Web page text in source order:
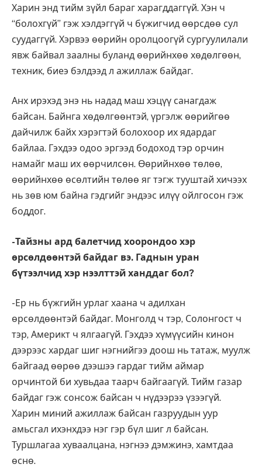
Харин энд тийм зүйл бараг харагддаггүй. Хэн ч
“болохгүй” гэж хэлдэггүй ч бүжигчид өөрсдөө сул
суудаггүй. Хэрвээ өөрийн оролцоогүй сургуулилали
явж байвал заалны буланд өөрийнхөө хөдөлгөөн,
техник, биеэ бэлдээд л ажиллаж байдаг.
Анх ирэхэд энэ нь надад маш хэцүү санагдаж
байсан. Байнга хөдөлгөөнтэй, үргэлж өөрийгөө
дайчилж байх хэрэгтэй болохоор их ядардаг
байлаа. Гэхдээ одоо эргээд бодоход тэр орчин
намайг маш их өөрчилсөн. Өөрийнхөө төлөө,
өөрийнхөө өсөлтийн төлөө яг тэгж тууштай хичээх
нь зөв юм байна гэдгийг эндээс илүү ойлгосон гэж
боддог.
-Тайзны ард балетчид хоорондоо хэр
өрсөлдөөнтэй байдаг вэ. Гаднын уран
бүтээлчид хэр нээлттэй ханддаг бол?
-Ер нь бүжгийн урлаг хаана ч адилхан
өрсөлдөөнтэй байдаг. Монголд ч тэр, Солонгост ч
тэр, Америкт ч ялгаагүй. Гэхдээ хүмүүсийн кинон
дээрээс хардаг шиг нэгнийгээ доош нь татаж, муулж
байгаад өөрөө дээшээ гардаг тийм аймар
орчинтой би хувьдаа таарч байгаагүй. Тийм газар
байдаг гэж сонсож байсан ч нүдээрээ үзээгүй.
Харин миний ажиллаж байсан газруудын уур
амьсгал ихэнхдээ нэг гэр бүл шиг л байсан.
Туршлагаа хуваалцана, нэгнээ дэмжинэ, хамтдаа
өснө.